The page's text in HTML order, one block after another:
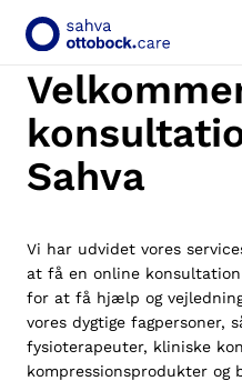
Sahva
Vi har udvidet vores
at få en online
for at få hjælp og
vores dygtige fagpersoner,
fysioterapeuter, kliniske
kompressionsprodukter og